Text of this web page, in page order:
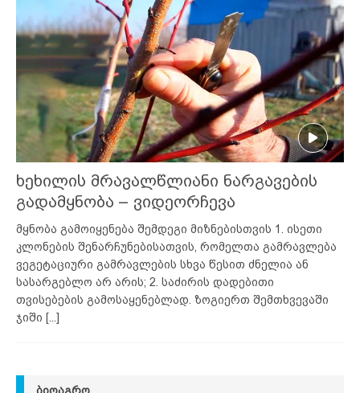
ხეხილის მრავალწლიანი ნარგავების
გადამყნობა – ვიდეორჩევა
მყნობა გამოიყენება შემდეგი მიზნებისთვის 1. ისეთი
კლონების შენარჩუნებისათვის, რომელთა გამრავლება
ვეგეტაციური გამრავლების სხვა წესით ძნელია ან
სასარგებლო არ არის; 2. საძირის დადებითი
თვისებების გამოსაყენებლად. ზოგიერთ შემთხვევაში
ჯიში [...]
ᲑᲘᲝᲐᲒᲠᲝ